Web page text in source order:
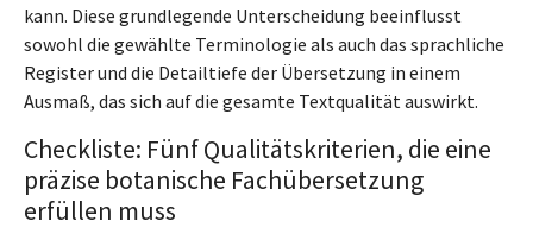
kann. Diese grundlegende Unterscheidung beeinflusst
sowohl die gewählte Terminologie als auch das sprachliche
Register und die Detailtiefe der Übersetzung in einem
Ausmaß, das sich auf die gesamte Textqualität auswirkt.
Checkliste: Fünf Qualitätskriterien, die eine
präzise botanische Fachübersetzung
erfüllen muss